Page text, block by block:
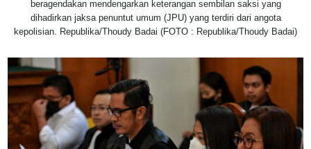
beragendakan mendengarkan keterangan sembilan saksi yang
dihadirkan jaksa penuntut umum (JPU) yang terdiri dari angota
kepolisian. Republika/Thoudy Badai (FOTO : Republika/Thoudy Badai)